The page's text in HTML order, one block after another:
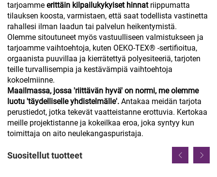
tarjoamme erittäin kilpailukykyiset hinnat riippumatta
tilauksen koosta, varmistaen, että saat todellista vastinetta
rahallesi ilman laadun tai palvelun heikentymistä.
Olemme sitoutuneet myös vastuulliseen valmistukseen ja
tarjoamme vaihtoehtoja, kuten OEKO-TEX® -sertifioitua,
orgaanista puuvillaa ja kierrätettyä polyesiteeriä, tarjoten
teille turvallisempia ja kestävämpiä vaihtoehtoja
kokoelmiinne.
Maailmassa, jossa 'riittävän hyvä' on normi, me olemme
luotu 'täydelliselle yhdistelmälle'. Antakaa meidän tarjota
perustiedot, jotka tekevät vaatteistanne erottuvia. Kertokaa
meille projektistanne ja kokeilkaa eroa, joka syntyy kun
toimittaja on aito neulekangaspuristaja.
Suositellut tuotteet